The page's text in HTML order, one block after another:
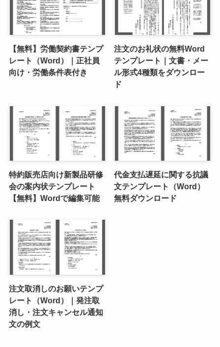
【無料】労働契約書テンプ
レート（Word）｜正社員
向け・労働条件表付き
注文のお礼状の無料Word
テンプレート｜文書・メー
ル形式4種類をダウンロー
ド
特約販売店向け新製品研修
会の案内状テンプレート
【無料】Wordで編集可能
代金支払遅延に関する抗議
文テンプレート（Word）
無料ダウンロード
注文取消しのお願いテンプ
レート（Word）｜発注取
消し・注文キャンセル通知
文の例文